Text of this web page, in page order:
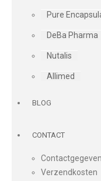
Pure
DeBa Pharma
Nutalis
Allimed
BLOG
CONTACT
Verzendkosten